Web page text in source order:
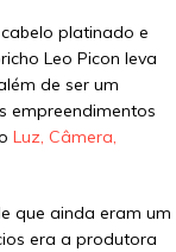
platinado e
Leo Picon leva
de ser um
empreendimentos
Luz, Câmera,
que ainda eram um
era a produtora